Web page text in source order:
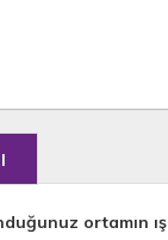
ortamın